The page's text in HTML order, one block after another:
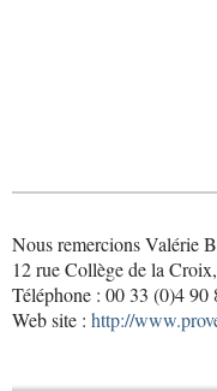
Nous remercions Valérie
12 rue Collège de la
Téléphone : 00 33 (0)4 90
Web site : http://